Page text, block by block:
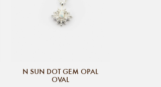
N SUN DOT GEM OPAL
OVAL